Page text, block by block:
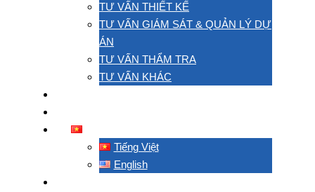
TƯ VẤN THIẾT KẾ
TƯ VẤN GIÁM SÁT & QUẢN LÝ DỰ
ÁN
TƯ VẤN THẨM TRA
TƯ VẤN KHÁC
Tiếng Việt
English